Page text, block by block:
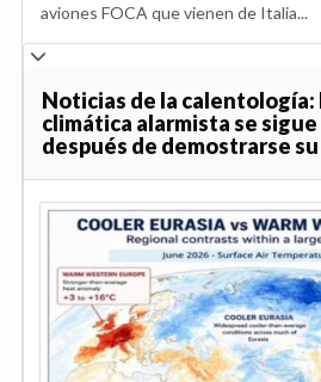
aviones FOCA que vienen de Italia...
Noticias de la calentología:
climática alarmista se
después de demostrarse